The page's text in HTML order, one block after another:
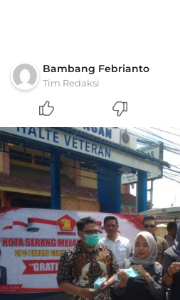
Bambang Febrianto
Tim Redaksi